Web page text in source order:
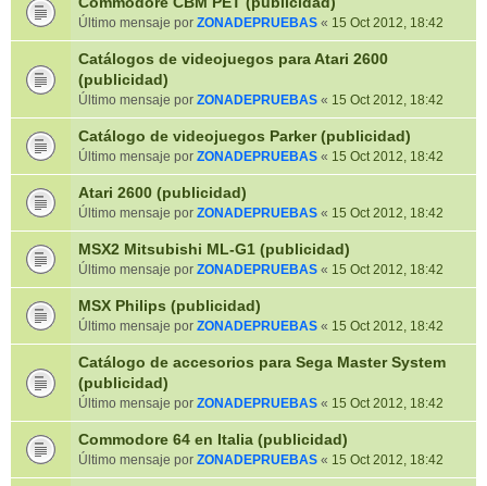
Último mensaje por ZONADEPRUEBAS « 15 Oct 2012, 18:42
Catálogos de videojuegos para Atari 2600
(publicidad)
Último mensaje por ZONADEPRUEBAS « 15 Oct 2012, 18:42
Catálogo de videojuegos Parker (publicidad)
Último mensaje por ZONADEPRUEBAS « 15 Oct 2012, 18:42
Atari 2600 (publicidad)
Último mensaje por ZONADEPRUEBAS « 15 Oct 2012, 18:42
MSX2 Mitsubishi ML-G1 (publicidad)
Último mensaje por ZONADEPRUEBAS « 15 Oct 2012, 18:42
MSX Philips (publicidad)
Último mensaje por ZONADEPRUEBAS « 15 Oct 2012, 18:42
Catálogo de accesorios para Sega Master System
(publicidad)
Último mensaje por ZONADEPRUEBAS « 15 Oct 2012, 18:42
Commodore 64 en Italia (publicidad)
Último mensaje por ZONADEPRUEBAS « 15 Oct 2012, 18:42